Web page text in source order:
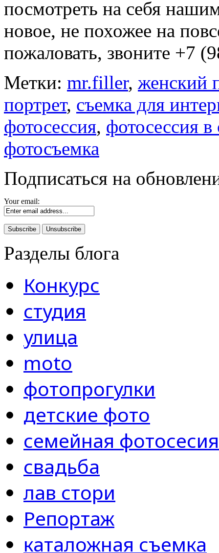
посмотреть на себя
новое, не похожее на
пожаловать, звоните +7
Метки: mr.filler, женский
портрет, съемка для
фотосессия, фотосессия в
фотосъемка
Подписаться на
Your email:
Разделы блога
Конкурс
студия
улица
moto
фотопрогулки
детские фото
семейная фотосесия
свадьба
лав стори
Репортаж
каталожная съемка